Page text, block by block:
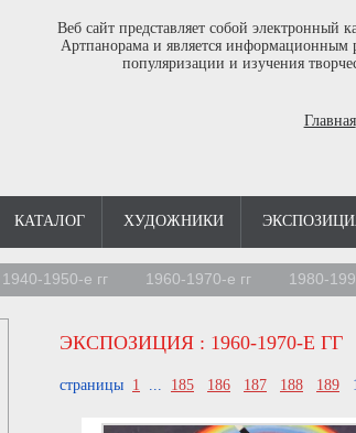
Веб сайт представляет собой электронный
Артпанорама и является информационным
популяризации и изучения
Главная
КАТАЛОГ ХУДОЖНИКИ
1940-1950-е гг 1960-1970-е гг 1980-
ЭКСПОЗИЦИЯ : 1960-1970-Е ГГ
страницы 1 ... 185 186 187 188 189